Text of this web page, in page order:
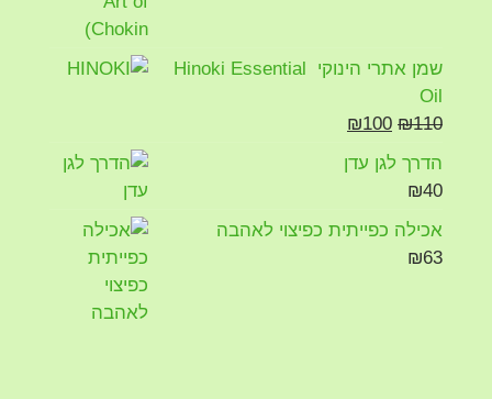
שמן אתרי הינוקי Hinoki Essential
Oil
₪110
₪100
הדרך לגן עדן
₪40
אכילה כפייתית כפיצוי לאהבה
₪63